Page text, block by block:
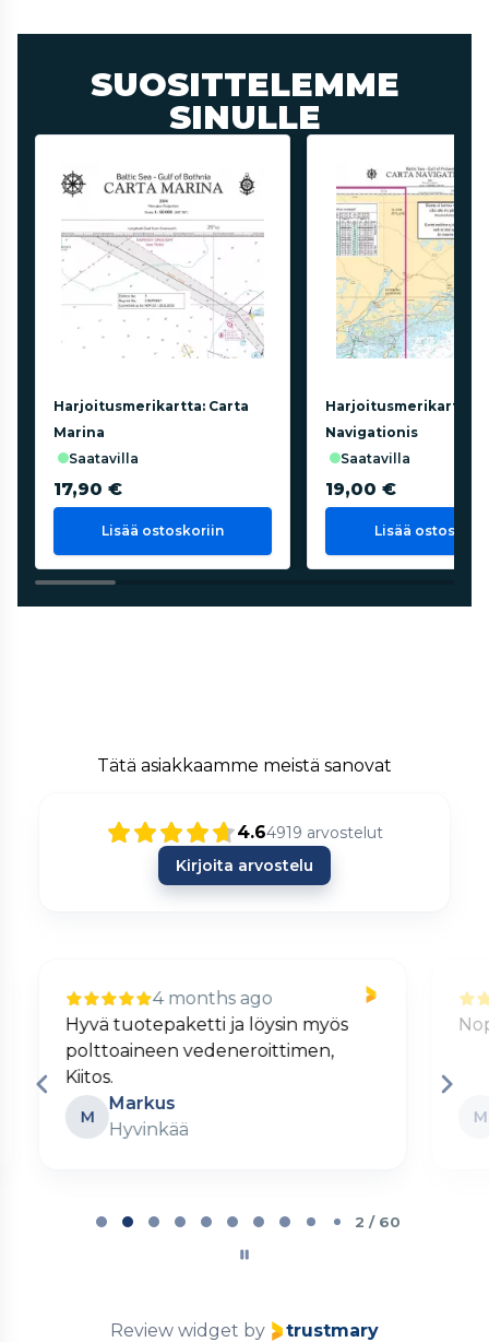
SUOSITTELEMME
SINULLE
Harjoitusmerikartta: Carta
Marina
saatavilla
17,90 €
Lisää ostoskoriin
Harjoitusmerikartta:
Navigationis
saatavilla
19,00 €
Lisää
Tätä asiakkaamme meistä sanovat
4.64919 arvostelut
Kirjoita arvostelu
4 months ago
Nopea ja kätevä verkkokauppa.
Matti
Turku
2 / 60
Review widget by trustmary